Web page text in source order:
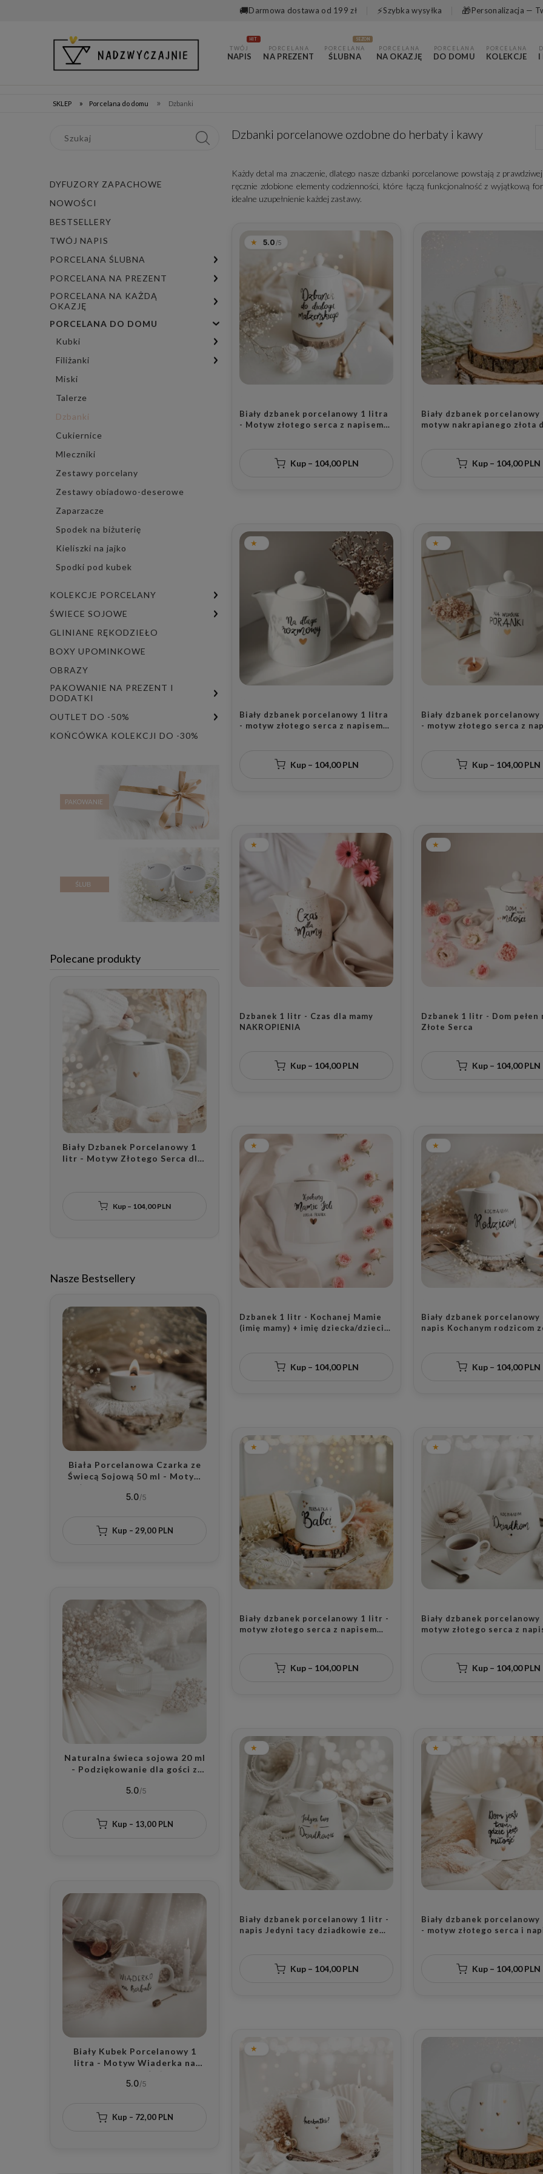
🚚Darmowa dostawa od 199 zł ⚡Szybka wysyłka 🎁Personalizacja —
TWÓJ
NAPIS
HIT
PORCELANA
NA PREZENT
PORCELANA
ŚLUBNA
SEZON
PORCELANA
NA OKAZJĘ
PORCELANA
DO DOMU
PORCELANA
KOLEKCJE I
SKLEP » Porcelana do domu » Dzbanki
DYFUZORY ZAPACHOWE
NOWOŚCI
BESTSELLERY
TWÓJ NAPIS
PORCELANA ŚLUBNA
PORCELANA NA PREZENT
PORCELANA NA KAŻDĄ
OKAZJĘ
PORCELANA DO DOMU
Kubki
Filiżanki
Miski
Talerze
Dzbanki
Cukiernice
Mleczniki
Zestawy porcelany
Zestawy obiadowo-deserowe
Zaparzacze
Spodek na biżuterię
Kieliszki na jajko
Spodki pod kubek
KOLEKCJE PORCELANY
ŚWIECE SOJOWE
GLINIANE RĘKODZIEŁO
BOXY UPOMINKOWE
OBRAZY
PAKOWANIE NA PREZENT I
DODATKI
OUTLET DO -50%
KOŃCÓWKA KOLEKCJI DO -30%
Polecane produkty
Biały Dzbanek Porcelanowy 1
litr - Motyw Złotego Serca dla
Kup – 104,00 PLN
Biały dzbanek porcelanowy 1
litra - Motyw złotego serca z
małżeńskiego na rocznicę ślubu
dla małżeństwa
5.0
Kup – 104,00 PLN
Biały dzbanek porcelanowy z
boscy z Twoim nazwiskiem i
złotym sercem dla pary na
rocznicę ślubu
Nasze Bestsellery
Biała Porcelanowa Czarka ze
Świecą Sojową 50 ml - Motyw
Złotego Serca z Wybranym
Zapachem dla Bliskiej Osoby na
5.0
Kup – 29,00 PLN
Naturalna świeca sojowa 20 ml
- Podziękowanie dla gości z
dla gości
5.0
Kup – 13,00 PLN
Biały Kubek Porcelanowy 1
litra - Motyw Wiaderka na
Herbatę dla Miłośników
Herbaty na Dzień Herbaty
5.0
Kup – 72,00 PLN
Dzbanki porcelanowe ozdobne do herbaty i kawy
Każdy detal ma znaczenie, dlatego nasze dzbanki porcelanowe powstają z
ręcznie zdobione elementy codzienności, które łączą funkcjonalność z wyjątkową
idealne uzupełnienie każdej zastawy.
5.0
Biały dzbanek porcelanowy 1 litra
- Motyw złotego serca z napisem
Kup – 104,00 PLN
Biały dzbanek
motyw nakrapianego złota
Kup – 104,00 PLN
Biały dzbanek porcelanowy 1 litra
- motyw złotego serca z napisem
Kup – 104,00 PLN
Biały dzbanek
- motyw złotego serca z
Kup – 104,00 PLN
Dzbanek 1 litr - Czas dla mamy
NAKROPIENIA
Kup – 104,00 PLN
Dzbanek 1 litr - Dom pełen
Złote Serca
Kup – 104,00 PLN
Dzbanek 1 litr - Kochanej Mamie
(imię mamy) + imię dziecka/dzieci
Kup – 104,00 PLN
Biały dzbanek
napis Kochanym rodzicom
Kup – 104,00 PLN
Biały dzbanek porcelanowy 1 litr -
motyw złotego serca z napisem
Kup – 104,00 PLN
Biały dzbanek
motyw złotego serca z
Kup – 104,00 PLN
Biały dzbanek porcelanowy 1 litr -
napis Jedyni tacy dziadkowie ze
Kup – 104,00 PLN
Biały dzbanek
- motyw złotego serca i
Kup – 104,00 PLN